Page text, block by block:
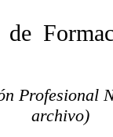
Profesional
archivo)